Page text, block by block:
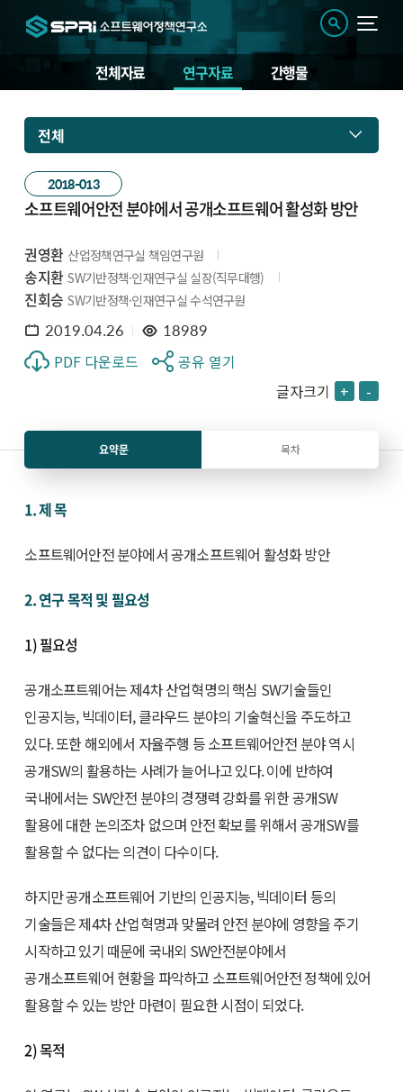
전체자료 연구자료 간행물
전체
2018-013
소프트웨어안전 분야에서 공개소프트웨어 활성화 방안
권영환 산업정책연구실 책임연구원
송지환 SW기반정책·인재연구실 실장(직무대행)
진회승 SW기반정책·인재연구실 수석연구원
2019.04.26 18989
PDF 다운로드
공유 열기
글자크기 + -
요약문 목차
1. 제 목
소프트웨어안전 분야에서 공개소프트웨어 활성화 방안
2. 연구 목적 및 필요성
1) 필요성
공개소프트웨어는 제4차 산업혁명의 핵심 SW기술들인
인공지능, 빅데이터, 클라우드 분야의 기술혁신을 주도하고
있다. 또한 해외에서 자율주행 등 소프트웨어안전 분야 역시
공개SW의 활용하는 사례가 늘어나고 있다. 이에 반하여
국내에서는 SW안전 분야의 경쟁력 강화를 위한 공개SW
활용에 대한 논의조차 없으며 안전 확보를 위해서 공개SW를
활용할 수 없다는 의견이 다수이다.
하지만 공개소프트웨어 기반의 인공지능, 빅데이터 등의
기술들은 제4차 산업혁명과 맞물려 안전 분야에 영향을 주기
시작하고 있기 때문에 국내외 SW안전분야에서
공개소프트웨어 현황을 파악하고 소프트웨어안전 정책에 있어
활용할 수 있는 방안 마련이 필요한 시점이 되었다.
2) 목적